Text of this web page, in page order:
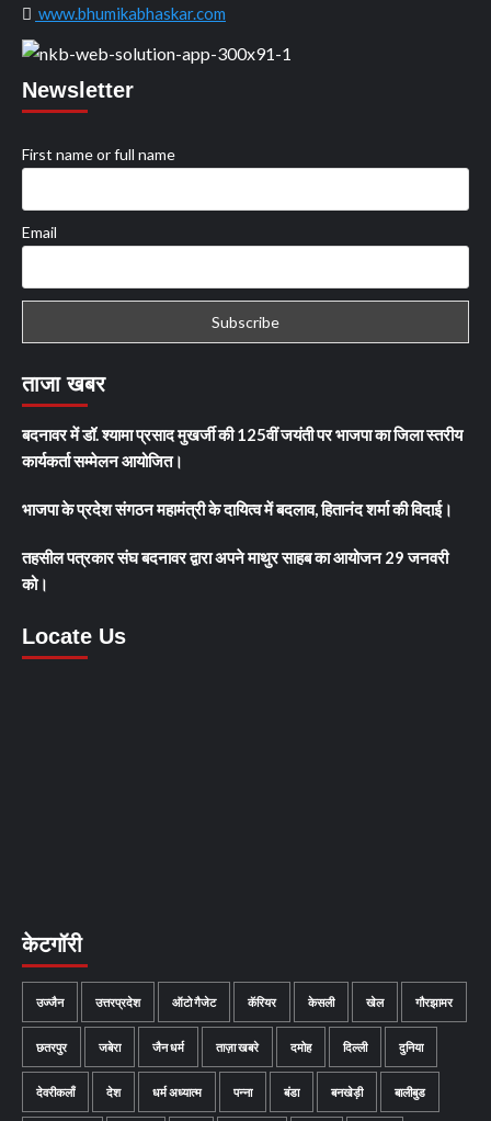
www.bhumikabhaskar.com
Newsletter
First name or full name
Email
ताजा खबर
बदनावर में डॉ. श्यामा प्रसाद मुखर्जी की 125वीं जयंती पर भाजपा का जिला स्तरीय
कार्यकर्ता सम्मेलन आयोजित।
भाजपा के प्रदेश संगठन महामंत्री के दायित्व में बदलाव, हितानंद शर्मा की विदाई।
तहसील पत्रकार संघ बदनावर द्वारा अपने माथुर साहब का आयोजन 29 जनवरी
को।
Locate Us
केटगॉरी
उज्जैन उत्तरप्रदेश ऑटो गैजेट कॅरियर केसली खेल गौरझामर
छतरपुर जबेरा जैन धर्म ताज़ा खबरे दमोह दिल्ली दुनिया
देवरीकलाँ देश धर्म अध्यात्म पन्ना बंडा बनखेड़ी बालीबुड